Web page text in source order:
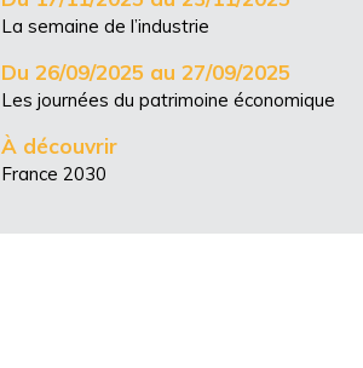
La semaine de l’industrie
Du 26/09/2025 au 27/09/2025
Les journées du patrimoine économique
À découvrir
France 2030